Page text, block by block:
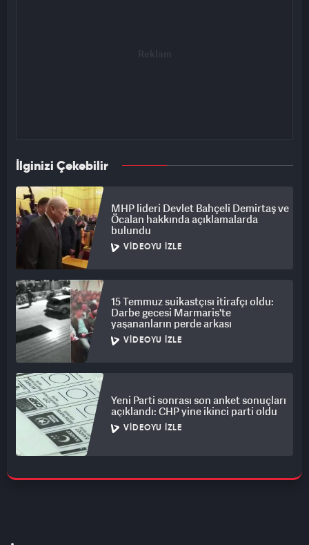
İlginizi Çekebilir
MHP lideri Devlet Bahçeli Demirtaş ve
Öcalan hakkında açıklamalarda
bulundu
VIDEOYU İZLE
15 Temmuz suikastçısı itirafçı oldu:
Darbe gecesi Marmaris'te
yaşananların perde arkası
VIDEOYU İZLE
Yeni Parti sonrası son anket sonuçları
açıklandı: CHP yine ikinci parti oldu
VIDEOYU İZLE